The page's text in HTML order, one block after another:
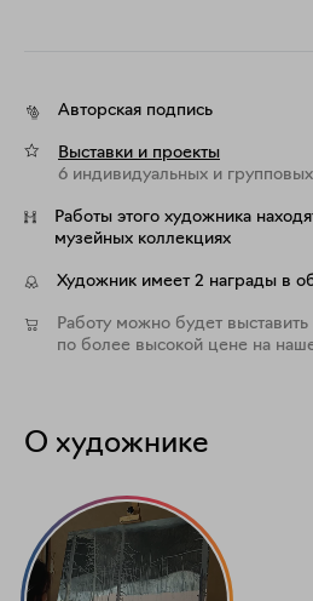
Авторская подпись
Выставки и проекты
6 индивидуальных и
Работы этого художника
музейных коллекциях
Художник имеет 2 награды в
Работу можно будет
по более высокой цене на
О художнике